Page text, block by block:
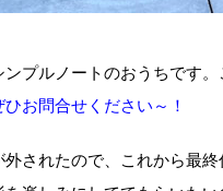
プルノートのおうちです
お問合せください～！
されたので、これから最